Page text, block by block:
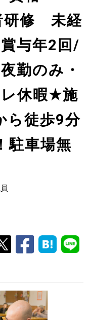
研修 未経
与年2回/
勤のみ・
休暇★施
ら徒歩9分
駐車場無